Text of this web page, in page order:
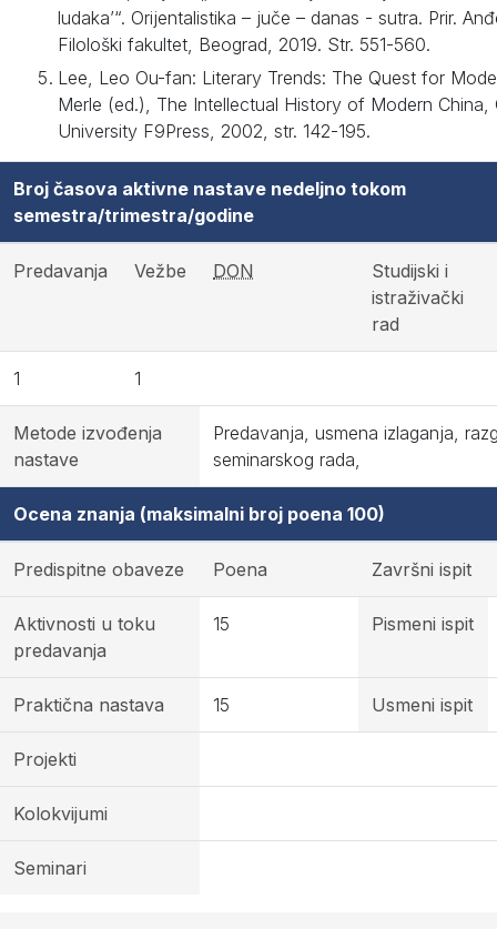
ludaka’“. Orijentalistika – juče – danas - sutra. Prir.
Filološki fakultet, Beograd, 2019. Str. 551-560.
Lee, Leo Ou-fan: Literary Trends: The Quest for
Merle (ed.), The Intellectual History of Modern China,
University F9Press, 2002, str. 142-195.
Broj časova aktivne nastave nedeljno tokom
semestra/trimestra/godine
Predavanja Vežbe DON
Studijski i
istraživački
rad
1 1
Metode izvođenja
nastave
Predavanja, usmena izlaganja,
seminarskog rada,
Ocena znanja (maksimalni broj poena 100)
Predispitne obaveze Poena Završni ispit
Aktivnosti u toku
predavanja
15 Pismeni ispit
Praktična nastava 15 Usmeni ispit
Projekti
Kolokvijumi
Seminari